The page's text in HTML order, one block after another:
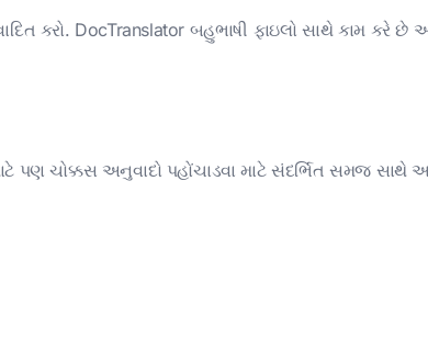
કરો. DocTranslator બહુભાષી ફાઇલો સાથે કામ કરે છે
પણ ચોક્કસ અનુવાદો પહોંચાડવા માટે સંદર્ભિત સમજ